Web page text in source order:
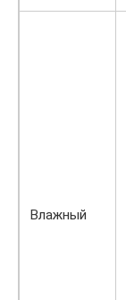
Влажный